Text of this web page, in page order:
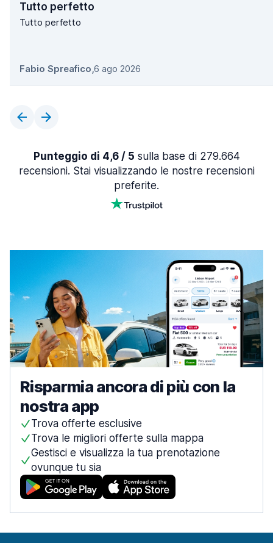
Tutto perfetto
Tutto perfetto
Fabio Spreafico,6 ago 2026
Punteggio di 4,6 / 5 sulla base di 279.664
recensioni. Stai visualizzando le nostre recensioni
preferite.
Risparmia ancora di più con la
nostra app
Trova offerte esclusive
Trova le migliori offerte sulla mappa
Gestisci e visualizza la tua prenotazione
ovunque tu sia